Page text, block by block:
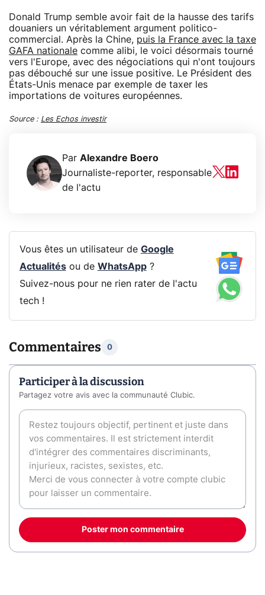
Donald Trump semble avoir fait de la hausse des tarifs
douaniers un véritablement argument politico-
commercial. Après la Chine, puis la France avec la taxe
GAFA nationale comme alibi, le voici désormais tourné
vers l'Europe, avec des négociations qui n'ont toujours
pas débouché sur une issue positive. Le Président des
États-Unis menace par exemple de taxer les
importations de voitures européennes.
Source : Les Echos investir
Par Alexandre Boero
Journaliste-reporter, responsable
de l'actu
Vous êtes un utilisateur de Google
Actualitésou de WhatsApp?
Suivez-nous pour ne rien rater de l'actu
tech !
Commentaires 0
Participer à la discussion
Partagez votre avis avec la communauté Clubic.
Poster mon commentaire